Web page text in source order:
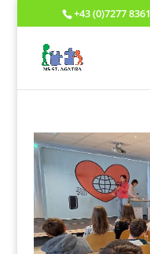
+43 (0)7277 8361